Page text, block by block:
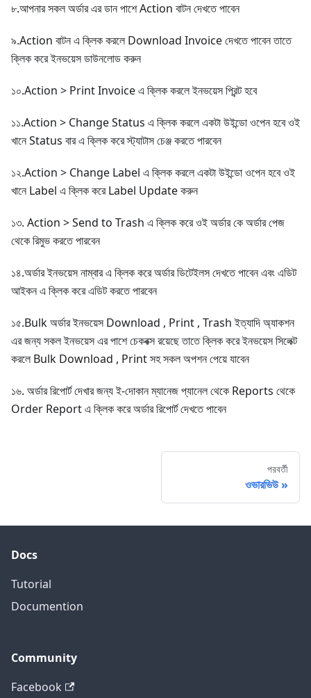
৮.আপনার সকল অর্ডার এর ডান পাশে Action বাটন দেখতে পাবেন
৯.Action বাটন এ ক্লিক করলে Download Invoice দেখতে পাবেন তাতে
ক্লিক করে ইনভয়েস ডাউনলোড করুন
১০.Action > Print Invoice এ ক্লিক করলে ইনভয়েস প্রিন্ট হবে
১১.Action > Change Status এ ক্লিক করলে একটা উইন্ডো ওপেন হবে ওই
খানে Status বার এ ক্লিক করে স্ট্যাটাস চেঞ্জ করতে পারবেন
১২.Action > Change Label এ ক্লিক করলে একটা উইন্ডো ওপেন হবে ওই
খানে Label এ ক্লিক করে Label Update করুন
১৩. Action > Send to Trash এ ক্লিক করে ওই অর্ডার কে অর্ডার পেজ
থেকে রিমুভ করতে পারবেন
১৪.অর্ডার ইনভয়েস নাম্বার এ ক্লিক করে অর্ডার ডিটেইলস দেখতে পাবেন এবং এডিট
আইকন এ ক্লিক করে এডিট করতে পারবেন
১৫.Bulk অর্ডার ইনভয়েস Download , Print , Trash ইত্যাদি অ্যাকশন
এর জন্য সকল ইনভয়েস এর পাশে চেকবক্স রয়েছে তাতে ক্লিক করে ইনভয়েস সিলেক্ট
করলে Bulk Download , Print সহ সকল অপশন পেয়ে যাবেন
১৬. অর্ডার রিপোর্ট দেখার জন্য ই-দোকান ম্যানেজ প্যানেল থেকে Reports থেকে
Order Report এ ক্লিক করে অর্ডার রিপোর্ট দেখতে পাবেন
পরবর্তী
ওভারভিউ
Docs
Tutorial
Documention
Community
Facebook